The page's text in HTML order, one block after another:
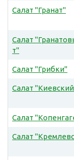
Салат "Гранат"
Салат
т"
Салат "Грибки"
Салат
Салат
Салат